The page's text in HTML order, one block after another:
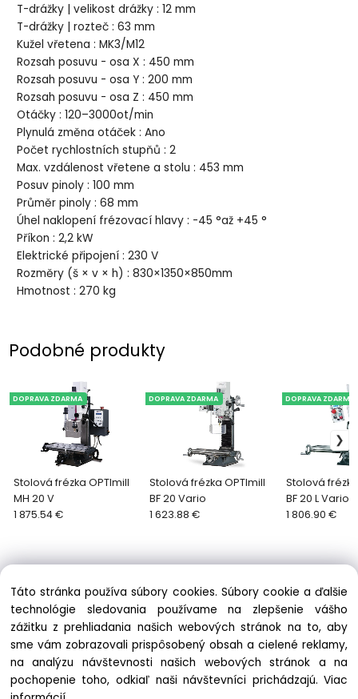
T-drážky | velikost drážky : 12 mm
T-drážky | rozteč : 63 mm
Kužel vřetena : MK3/M12
Rozsah posuvu - osa X : 450 mm
Rozsah posuvu - osa Y : 200 mm
Rozsah posuvu - osa Z : 450 mm
Otáčky : 120–3000ot/min
Plynulá změna otáček : Ano
Počet rychlostních stupňů : 2
Max. vzdálenost vřetene a stolu : 453 mm
Posuv pinoly : 100 mm
Průměr pinoly : 68 mm
Úhel naklopení frézovací hlavy : -45 °až +45 °
Příkon : 2,2 kW
Elektrické připojení : 230 V
Rozměry (š × v × h) : 830×1350×850mm
Hmotnost : 270 kg
Podobné produkty
Stolová frézka OPTImill
MH 20 V
DOPRAVA ZDARMA
1 875.54 €
Stolová frézka OPTImill
BF 20 Vario
DOPRAVA ZDARMA
1 623.88 €
Stolová
BF 20 L Vario
DOPRAVA ZDARMA
1 806.90 €
Informácie
Obchodné podmienky
Ochrana osobných údajov
Zásady cookies
Táto stránka používa súbory cookies. Súbory cookie a ďalšie
technológie sledovania používame na zlepšenie vášho
zážitku z prehliadania našich webových stránok na to, aby
sme vám zobrazovali prispôsobený obsah a cielené reklamy,
na analýzu návštevnosti našich webových stránok a na
pochopenie toho, odkiaľ naši návštevníci prichádzajú.Viac